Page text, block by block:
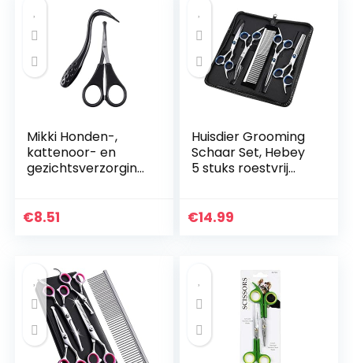
Katten Japanse
Roestvrij Staal
Mikki Honden-,
kattenoor- en
gezichtsverzorging
€8.51
Huisdier Grooming
Schaar Set, Hebey
5 stuks roestvrij
verzorging schaar
snijschaar dunner
schaar gebogen
schaar verzorging
kam
€14.99